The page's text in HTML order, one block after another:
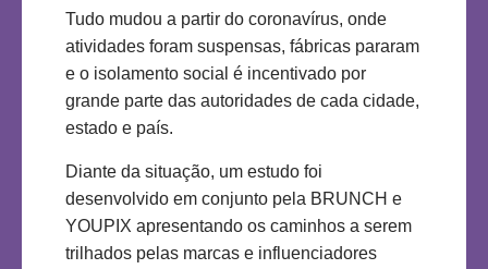
Tudo mudou a partir do coronavírus, onde
atividades foram suspensas, fábricas pararam
e o isolamento social é incentivado por
grande parte das autoridades de cada cidade,
estado e país.
Diante da situação, um estudo foi
desenvolvido em conjunto pela BRUNCH e
YOUPIX apresentando os caminhos a serem
trilhados pelas marcas e influenciadores